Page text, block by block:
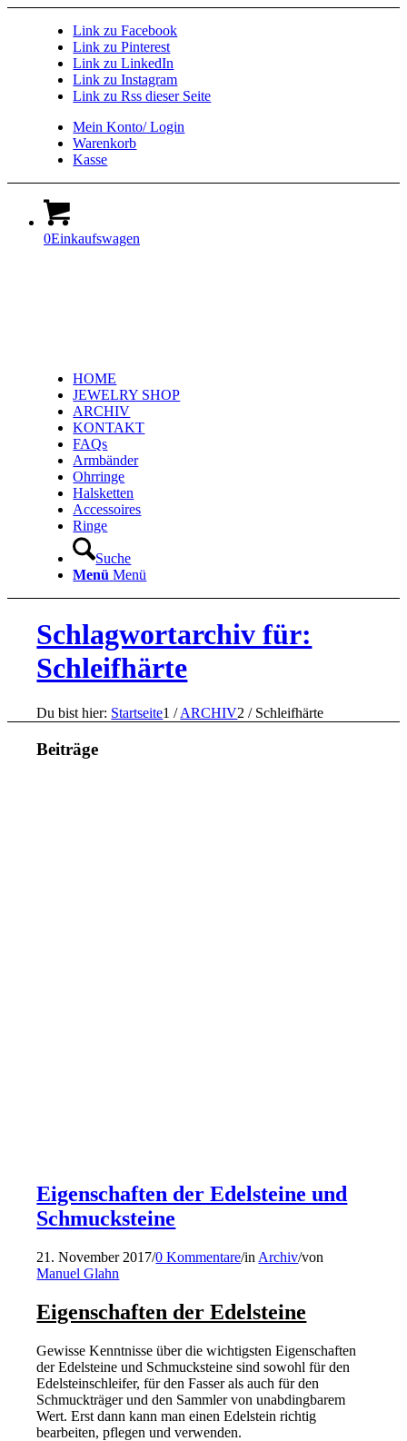
Link zu Facebook
Link zu Pinterest
Link zu LinkedIn
Link zu Instagram
Link zu Rss dieser Seite
Mein Konto/ Login
Warenkorb
Kasse
0Einkaufswagen
HOME
JEWELRY SHOP
ARCHIV
KONTAKT
FAQs
Armbänder
Ohrringe
Halsketten
Accessoires
Ringe
Suche
Menü Menü
Schlagwortarchiv für:
Schleifhärte
Du bist hier: Startseite1 / ARCHIV2 / Schleifhärte
Beiträge
Eigenschaften der Edelsteine und
Schmucksteine
21. November 2017/0 Kommentare/in Archiv/von
Manuel Glahn
Eigenschaften der Edelsteine
Gewisse Kenntnisse über die wichtigsten Eigenschaften
der Edelsteine und Schmucksteine sind sowohl für den
Edelsteinschleifer, für den Fasser als auch für den
Schmuckträger und den Sammler von unabdingbarem
Wert. Erst dann kann man einen Edelstein richtig
bearbeiten, pflegen und verwenden.